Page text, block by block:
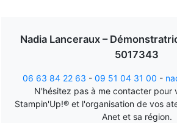
Nadia Lanceraux –
5017343
06 63 84 22 63 - 09 51 04 31 00 -
N'hésitez pas à me contacter pour
Stampin'Up!® et l'organisation de vos
Anet et sa région.